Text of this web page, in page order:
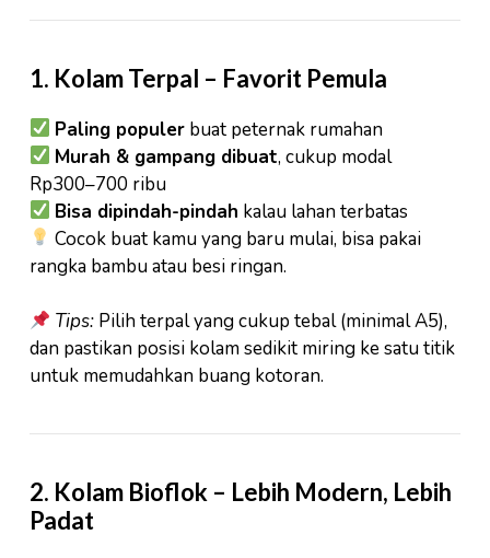
1. Kolam Terpal – Favorit Pemula
Paling populer buat peternak rumahan
Murah & gampang dibuat, cukup modal
Rp300–700 ribu
Bisa dipindah-pindah kalau lahan terbatas
Cocok buat kamu yang baru mulai, bisa pakai
rangka bambu atau besi ringan.
Tips: Pilih terpal yang cukup tebal (minimal A5),
dan pastikan posisi kolam sedikit miring ke satu titik
untuk memudahkan buang kotoran.
2. Kolam Bioflok – Lebih Modern, Lebih
Padat